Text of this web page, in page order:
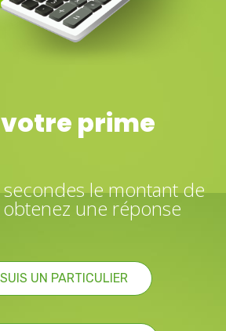
prime
le montant de
une réponse
UN PARTICULIER